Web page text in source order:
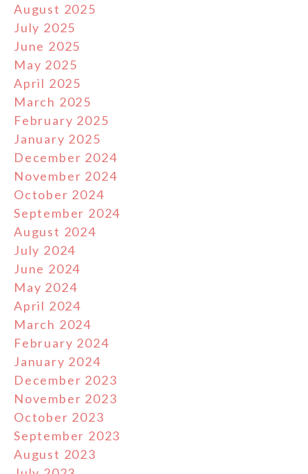
August 2025
July 2025
June 2025
May 2025
April 2025
March 2025
February 2025
January 2025
December 2024
November 2024
October 2024
September 2024
August 2024
July 2024
June 2024
May 2024
April 2024
March 2024
February 2024
January 2024
December 2023
November 2023
October 2023
September 2023
August 2023